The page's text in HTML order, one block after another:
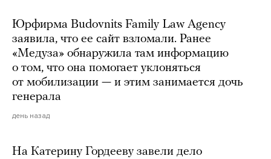
Юрфирма Budovnits Family Law Agency
заявила, что ее сайт взломали. Ранее
«Медуза» обнаружила там информацию
о том, что она помогает уклоняться
от мобилизации — и этим занимается дочь
генерала
день назад
На Катерину Гордееву завели дело